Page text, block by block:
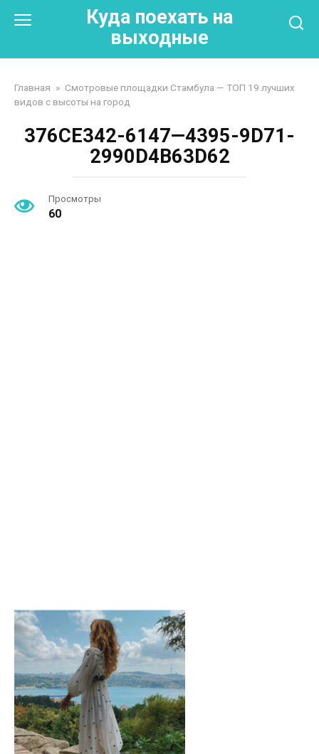
Куда поехать на
выходные
Главная » Смотровые площадки Стамбула — ТОП 19 лучших
видов с высоты на город
376CE342-6147—4395-9D71-
2990D4B63D62
Просмотры
60